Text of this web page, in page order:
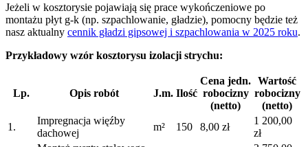
Jeżeli w kosztorysie pojawiają się prace wykończeniowe po
montażu płyt g-k (np. szpachlowanie, gładzie), pomocny będzie też
nasz aktualny cennik gładzi gipsowej i szpachlowania w 2025 roku.
Przykładowy wzór kosztorysu izolacji strychu:
Lp. Opis robót J.m. Ilość
Cena jedn.
robocizny
(netto)
Wartość
robocizny
(netto)
1.
Impregnacja więźby
dachowej
m² 150 8,00 zł
1 200,00
zł